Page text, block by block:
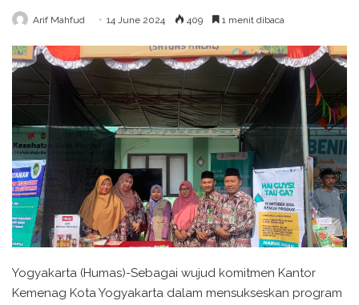
Arif Mahfud 14 June 2024 409 1 menit dibaca
Yogyakarta (Humas)-Sebagai wujud komitmen Kantor
Kemenag Kota Yogyakarta dalam mensukseskan program